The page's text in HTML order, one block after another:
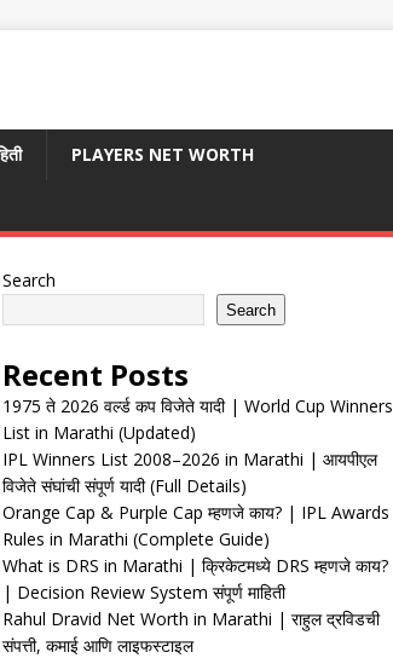
PLAYERS NET WORTH
Search
Search
Recent Posts
1975 ते 2026 वर्ल्ड कप विजेते यादी | World Cup Winners
List in Marathi (Updated)
IPL Winners List 2008–2026 in Marathi | आयपीएल
विजेते संघांची संपूर्ण यादी (Full Details)
Orange Cap & Purple Cap म्हणजे काय? | IPL Awards
Rules in Marathi (Complete Guide)
What is DRS in Marathi | क्रिकेटमध्ये DRS म्हणजे काय?
| Decision Review System संपूर्ण माहिती
Rahul Dravid Net Worth in Marathi | राहुल द्रविडची
संपत्ती, कमाई आणि लाइफस्टाइल